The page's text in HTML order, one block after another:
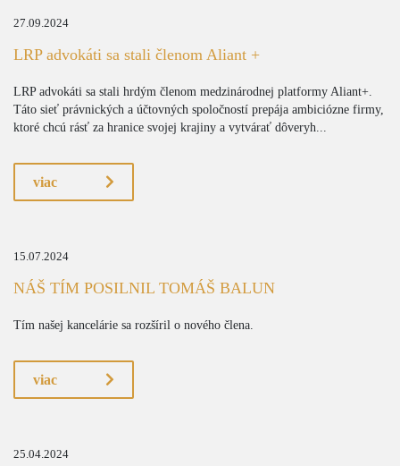
27.09.2024
LRP advokáti sa stali členom Aliant +
LRP advokáti sa stali hrdým členom medzinárodnej platformy Aliant+.
Táto sieť právnických a účtovných spoločností prepája ambiciózne firmy,
ktoré chcú rásť za hranice svojej krajiny a vytvárať dôveryh...
viac
15.07.2024
NÁŠ TÍM POSILNIL TOMÁŠ BALUN
Tím našej kancelárie sa rozšíril o nového člena.
viac
25.04.2024